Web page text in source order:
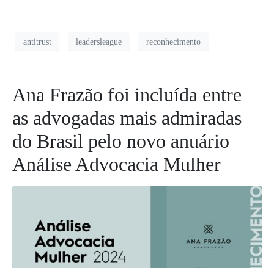
antitrust leadersleague reconhecimento
Ana Frazão foi incluída entre
as advogadas mais admiradas
do Brasil pelo novo anuário
Análise Advocacia Mulher